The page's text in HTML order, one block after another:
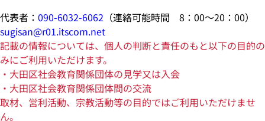
代表者： 090-6032-6062 （連絡可能時間 8：00～20：00）
sugisan@r01.itscom.net
記載の情報については、個人の判断と責任のもと以下の目的の
みにご利用いただけます。
・大田区社会教育関係団体の見学又は入会
・大田区社会教育関係団体間の交流
取材、営利活動、宗教活動等の目的ではご利用いただけませ
ん。